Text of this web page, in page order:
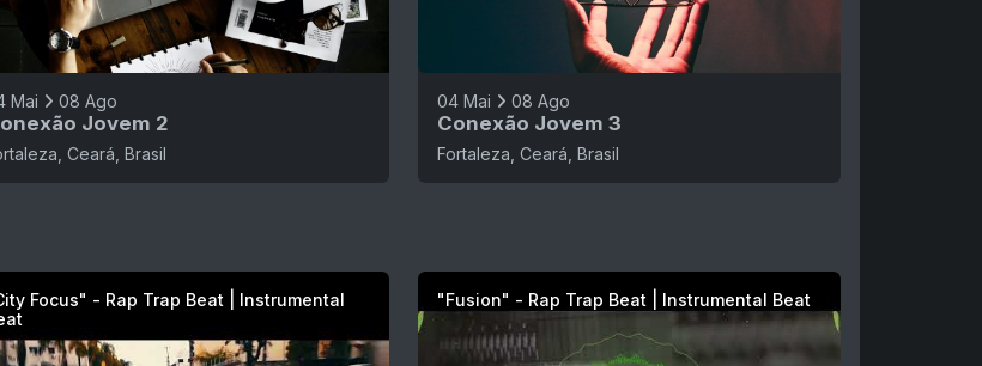
Mai 08 Ago
Jovem 2
Ceará, Brasil
04 Mai 08 Ago
Conexão Jovem 3
Fortaleza, Ceará, Brasil
Focus" - Rap Trap Beat | Instrumental
"Fusion" - Rap Trap Beat | Instrumental Beat